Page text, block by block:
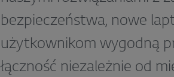
bezpieczeństwa, nowe
użytkownikom wygodną
łączność niezależnie od